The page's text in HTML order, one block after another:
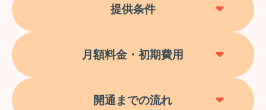
提供条件
月額料金・初期費用
開通までの流れ